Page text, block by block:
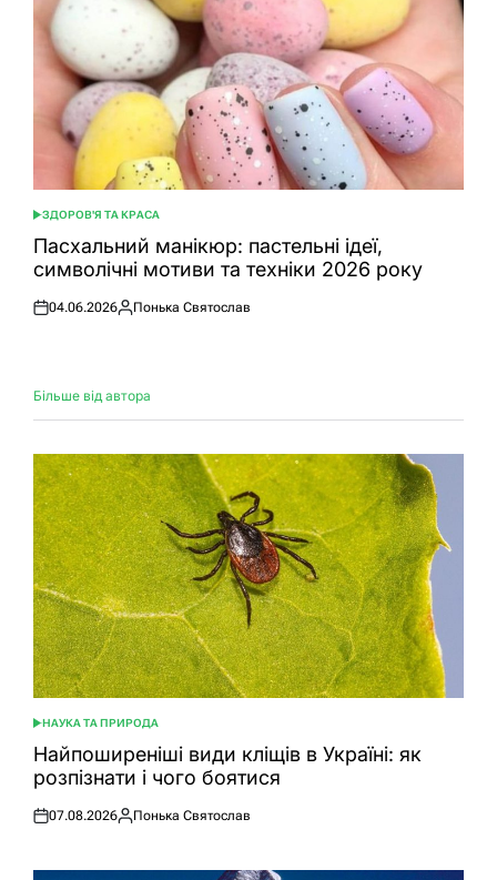
ОПУБЛІКУВАТИ
У
ЗДОРОВ'Я ТА КРАСА
Пасхальний манікюр: пастельні ідеї,
символічні мотиви та техніки 2026 року
Оприлюднено
04.06.2026
Опубліковано
Понька Святослав
Більше від автора
ОПУБЛІКУВАТИ
У
НАУКА ТА ПРИРОДА
Найпоширеніші види кліщів в Україні: як
розпізнати і чого боятися
Оприлюднено
07.08.2026
Опубліковано
Понька Святослав